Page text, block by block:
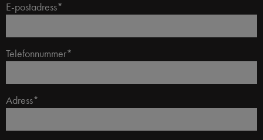
E-postadress*
Telefonnummer*
Adress*